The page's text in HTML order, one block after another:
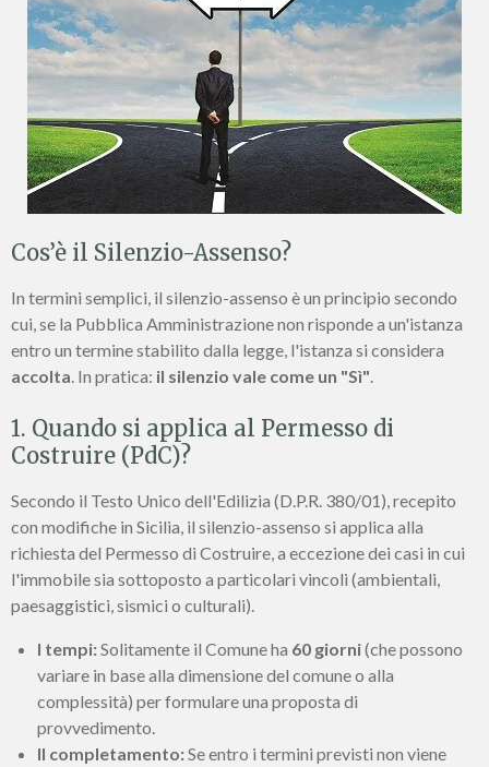
Cos’è il Silenzio-Assenso?
In termini semplici, il silenzio-assenso è un principio secondo
cui, se la Pubblica Amministrazione non risponde a un'istanza
entro un termine stabilito dalla legge, l'istanza si considera
accolta . In pratica: il silenzio vale come un "Sì"
1. Quando si applica al Permesso di
Costruire (PdC)?
Secondo il Testo Unico dell'Edilizia (D.P.R. 380/01), recepito
con modifiche in Sicilia, il silenzio-assenso si applica alla
richiesta del Permesso di Costruire, a eccezione dei casi in cui
l'immobile sia sottoposto a particolari vincoli (ambientali,
paesaggistici, sismici o culturali).
I tempi:Solitamente il Comune ha 60 giorni(che possono
variare in base alla dimensione del comune o alla
complessità) per formulare una proposta di
provvedimento.
Il completamento:Se entro i termini previsti non viene